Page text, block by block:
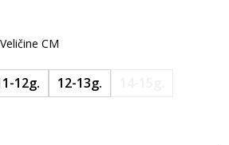
Veličine CM
12g. 12-13g.